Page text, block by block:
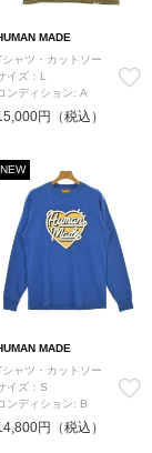
MADE
シャツ・カットソー
イズ：L
ンディション: A
円（税込）
NEW
MADE
シャツ・カットソー
イズ：S
ンディション: B
円（税込）